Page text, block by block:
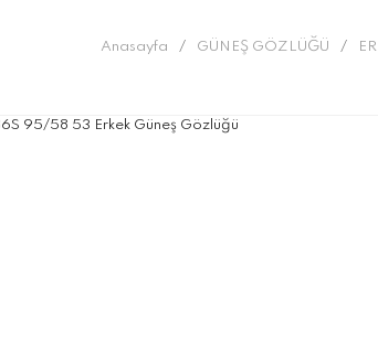
Anasayfa GÜNEŞ GÖZLÜĞÜ